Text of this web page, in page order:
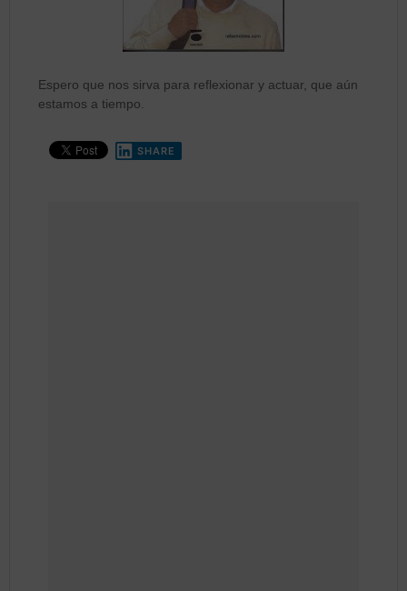
Espero que nos sirva para reflexionar y actuar, que aún
estamos a tiempo.
SHARE